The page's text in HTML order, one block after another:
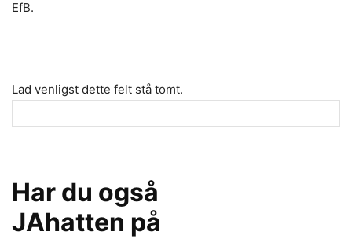
EfB.
Lad venligst dette felt stå tomt.
Har du også
JAhatten på